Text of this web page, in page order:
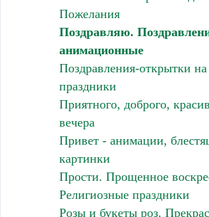
Пожелания
Поздравляю.
анимационные
Поздравления-открытки
праздники
Приятного, доброго,
вечера
Привет - анимации,
картинки
Прости. Прощенное
Религиозные праздники
Розы и букеты роз.